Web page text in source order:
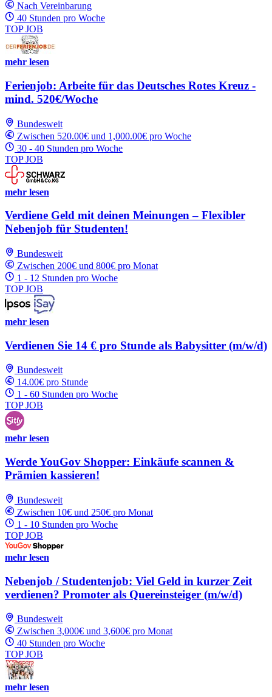
Nach Vereinbarung
40 Stunden pro Woche
TOP JOB
mehr lesen
Ferienjob: Arbeite für das Deutsches Rotes Kreuz -
mind. 520€/Woche
Bundesweit
Zwischen 520.00€ und 1,000.00€ pro Woche
30 - 40 Stunden pro Woche
TOP JOB
mehr lesen
Verdiene Geld mit deinen Meinungen – Flexibler
Nebenjob für Studenten!
Bundesweit
Zwischen 200€ und 800€ pro Monat
1 - 12 Stunden pro Woche
TOP JOB
mehr lesen
Verdienen Sie 14 € pro Stunde als Babysitter (m/w/d)
Bundesweit
14.00€ pro Stunde
1 - 60 Stunden pro Woche
TOP JOB
mehr lesen
Werde YouGov Shopper: Einkäufe scannen &
Prämien kassieren!
Bundesweit
Zwischen 10€ und 250€ pro Monat
1 - 10 Stunden pro Woche
TOP JOB
mehr lesen
Nebenjob / Studentenjob: Viel Geld in kurzer Zeit
verdienen? Promoter als Quereinsteiger (m/w/d)
Bundesweit
Zwischen 3,000€ und 3,600€ pro Monat
40 Stunden pro Woche
TOP JOB
mehr lesen